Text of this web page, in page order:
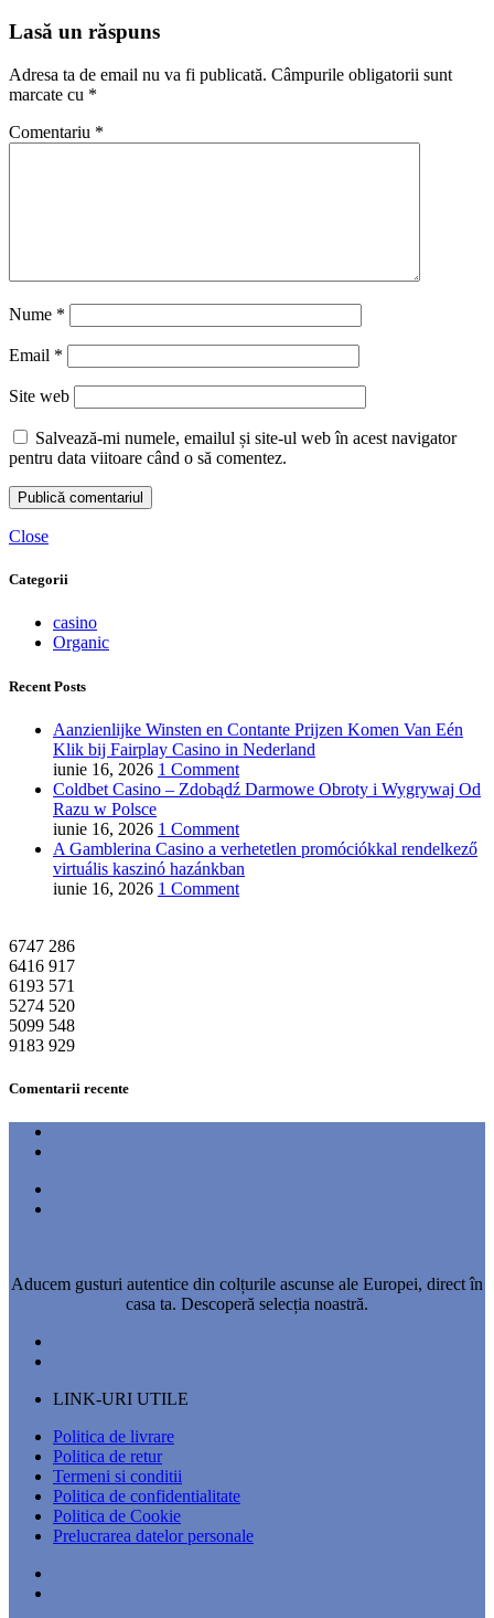
Lasă un răspuns
Adresa ta de email nu va fi publicată. Câmpurile obligatorii sunt
marcate cu *
Comentariu *
Nume *
Email *
Site web
Salvează-mi numele, emailul și site-ul web în acest navigator
pentru data viitoare când o să comentez.
Close
Categorii
casino
Organic
Recent Posts
Aanzienlijke Winsten en Contante Prijzen Komen Van Eén
Klik bij Fairplay Casino in Nederland
iunie 16, 2026 1 Comment
Coldbet Casino – Zdobądź Darmowe Obroty i Wygrywaj Od
Razu w Polsce
iunie 16, 2026 1 Comment
A Gamblerina Casino a verhetetlen promóciókkal rendelkező
virtuális kaszinó hazánkban
iunie 16, 2026 1 Comment
6747 286
6416 917
6193 571
5274 520
5099 548
9183 929
Comentarii recente
Aducem gusturi autentice din colțurile ascunse ale Europei, direct în
casa ta. Descoperă selecția noastră.
LINK-URI UTILE
Politica de livrare
Politica de retur
Termeni si conditii
Politica de confidentialitate
Politica de Cookie
Prelucrarea datelor personale